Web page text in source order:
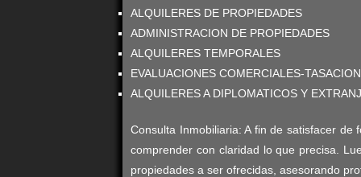
ALQUILERES DE PROPIEDADES
ADMINISTRACION DE PROPIEDADES
ALQUILERES TEMPORALES
EVALUACIONES COMERCIALES-
ALQUILERES A DIPLOMATICOS Y
Consulta Inmobiliaria: A fin de satisfacer
comprender con claridad lo que precisa.
propiedades a ser ofrecidas, asesorando